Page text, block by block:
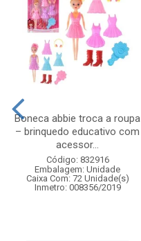
Boneca abbie troca a roupa
– brinquedo educativo com
acessor...
Código: 832916
Embalagem: Unidade
Caixa Com: 72 Unidade(s)
Inmetro: 008356/2019